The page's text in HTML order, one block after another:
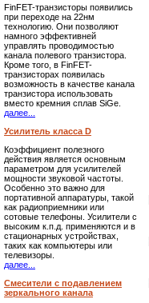
FinFET-транзисторы появились
при переходе на 22нм
технологию. Они позволяют
намного эффективней
управлять проводимостью
канала полевого транзистора.
Кроме того, в FinFET-
транзисторах появилась
возможность в качестве канала
транзистора использовать
вместо кремния сплав SiGe.
далее...
Усилитель класса D
Коэффициент полезного
действия является основным
параметром для усилителей
мощности звуковой частоты.
Особенно это важно для
портативной аппаратуры, такой
как радиоприемники или
сотовые телефоны. Усилители с
высоким к.п.д. применяются и в
стационарных устройствах,
таких как компьютеры или
телевизоры.
далее...
Смесители с подавлением
зеркального канала